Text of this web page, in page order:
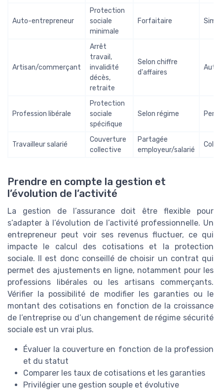
Auto-entrepreneur
Protection
sociale
minimale
Forfaitaire
Artisan/commerçant
Arrêt
travail,
invalidité
décès,
retraite
Selon chiffre
d'affaires
Profession libérale
Protection
sociale
spécifique
Selon régime
Travailleur salarié
Couverture
collective
Partagée
employeur/salarié
Prendre en compte la gestion et
l’évolution de l’activité
La gestion de l’assurance doit être flexible pour
s’adapter à l’évolution de l’activité professionnelle. Un
entrepreneur peut voir ses revenus fluctuer, ce qui
impacte le calcul des cotisations et la protection
sociale. Il est donc conseillé de choisir un contrat qui
permet des ajustements en ligne, notamment pour les
professions libérales ou les artisans commerçants.
Vérifier la possibilité de modifier les garanties ou le
montant des cotisations en fonction de la croissance
de l’entreprise ou d’un changement de régime sécurité
sociale est un vrai plus.
Évaluer la couverture en fonction de la profession
et du statut
Comparer les taux de cotisations et les garanties
Privilégier une gestion souple et évolutive